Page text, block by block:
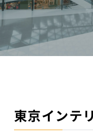
東京インテ